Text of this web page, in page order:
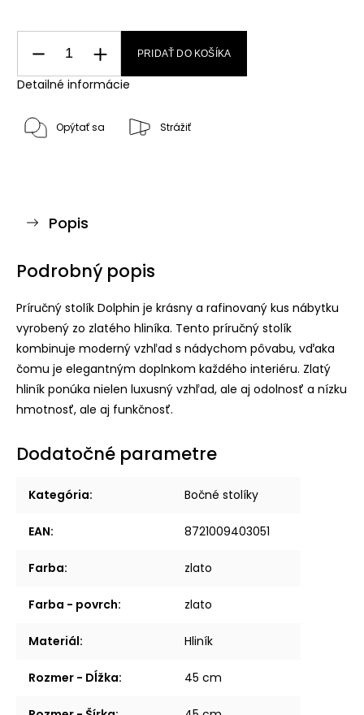
PRIDAŤ DO KOŠÍKA
Detailné informácie
Opýtať sa Strážiť
Popis
Podrobný popis
Príručný stolík Dolphin je krásny a rafinovaný kus nábytku
vyrobený zo zlatého hliníka. Tento príručný stolík
kombinuje moderný vzhľad s nádychom pôvabu, vďaka
čomu je elegantným doplnkom každého interiéru. Zlatý
hliník ponúka nielen luxusný vzhľad, ale aj odolnosť a nízku
hmotnosť, ale aj funkčnosť.
Dodatočné parametre
Kategória: Bočné stolíky
EAN: 8721009403051
Farba: zlato
Farba - povrch: zlato
Materiál: Hliník
Rozmer - Dĺžka: 45 cm